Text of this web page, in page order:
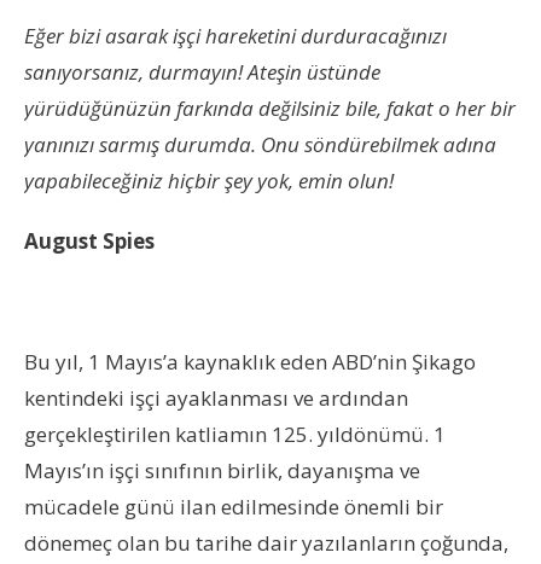
Eğer bizi asarak işçi hareketini durduracağınızı
sanıyorsanız, durmayın! Ateşin üstünde
yürüdüğünüzün farkında değilsiniz bile, fakat o her bir
yanınızı sarmış durumda. Onu söndürebilmek adına
yapabileceğiniz hiçbir şey yok, emin olun!
August Spies
Bu yıl, 1 Mayıs’a kaynaklık eden ABD’nin Şikago
kentindeki işçi ayaklanması ve ardından
gerçekleştirilen katliamın 125. yıldönümü. 1
Mayıs’ın işçi sınıfının birlik, dayanışma ve
mücadele günü ilan edilmesinde önemli bir
dönemeç olan bu tarihe dair yazılanların çoğunda,